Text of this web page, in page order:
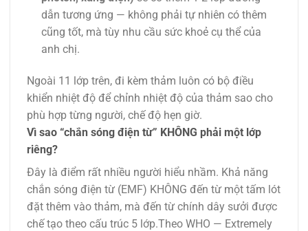
dẫn tương ứng — không phải tự nhiên có thêm
cũng tốt, mà tùy nhu cầu sức khoẻ cụ thể của
anh chị.
Ngoài 11 lớp trên, đi kèm thảm luôn có bộ điều
khiển nhiệt độ để chỉnh nhiệt độ của thảm sao cho
phù hợp từng người, chế độ hẹn giờ.
Vì sao “chắn sóng điện từ” KHÔNG phải một lớp
riêng?
Đây là điểm rất nhiều người hiểu nhầm. Khả năng
chắn sóng điện từ (EMF) KHÔNG đến từ một tấm lót
đặt thêm vào thảm, mà đến từ chính dây sưởi được
chế tạo theo cấu trúc 5 lớp.Theo WHO — Extremely